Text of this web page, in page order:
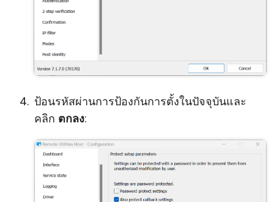
ป้อนรหัสผ่านการป้องกันการตั้งในปัจจุบันและ
คลิก ตกลง: